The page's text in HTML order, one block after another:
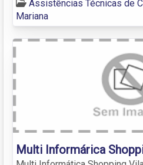
Assistências Técnicas de
Mariana
Multi Informárica